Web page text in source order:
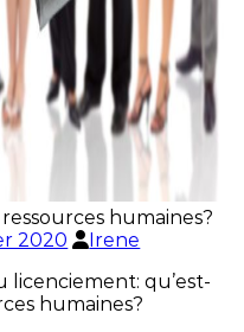
humaines?
2020
Irene
licenciement: qu’est-
humaines?